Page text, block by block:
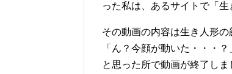
った私は、あるサイトで「
その動画の内容は生き人形
「ん？今顔が動いた・・・？
と思った所で動画が終了しま